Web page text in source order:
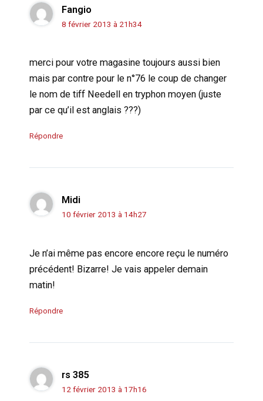
Fangio
8 février 2013 à 21h34
merci pour votre magasine toujours aussi bien
mais par contre pour le n°76 le coup de changer
le nom de tiff Needell en tryphon moyen (juste
par ce qu’il est anglais ???)
Répondre
Midi
10 février 2013 à 14h27
Je n’ai même pas encore encore reçu le numéro
précédent! Bizarre! Je vais appeler demain
matin!
Répondre
rs 385
12 février 2013 à 17h16